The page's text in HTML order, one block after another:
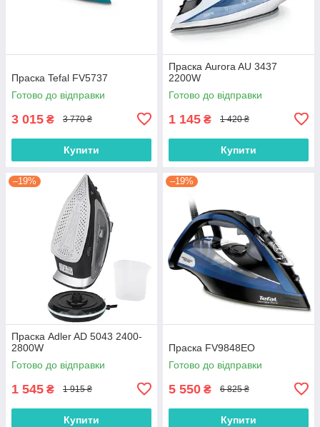
Праска Tefal FV5737
Готово до відправки
3 015 ₴ 3 770 ₴
Купити
Праска Aurora AU 3437
2200W
Готово до відправки
1 145 ₴ 1 420 ₴
Купити
–19%
Праска Adler AD 5043 2400-
2800W
Готово до відправки
1 545 ₴ 1 915 ₴
Купити
–19%
Праска FV9848EO
Готово до відправки
5 550 ₴ 6 825 ₴
Купити